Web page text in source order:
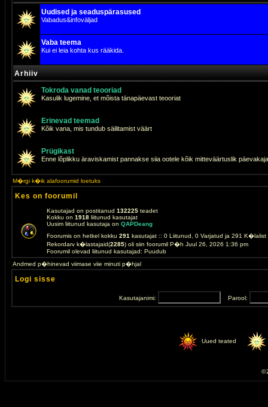
Uudised ja seaduspärasused
Vabadus&infoväljad
Vaba teema
Kui ei leia kohta kus rääkida.
Arhiiv
Tokroda vanad teooriad
Kasulik lugemine, et mõista tänapäevast teooriat
Erinevad teemad
Kõik vana, mis tundub säilitamist väärt
Prügikast
Enne lõplikku äraviskamist pannakse siia ootele kõik mitteväärtuslik
M�rgi k�ik alafoorumid loetuks
Kes on foorumil
Kasutajad on postitanud 132225 teadet
Kokku on 1918 liitunud kasutajat
Uusim liitunud kasutaja on QAPDeang
Foorumis on hetkel kokku 291 kasutajat :: 0 Liitunud, 0 Varjatud ja 291
Rekordarv k�lastajaid(2285) oli siin foorumil P�h Juul 26, 2026 1:36 pm
Foorumil olevad liitunud kasutajad: Puudub
Andmed p�hinevad viimase viie minuti p�hjal
Logi sisse
Kasutajanimi: Parool:
Uued teated
©